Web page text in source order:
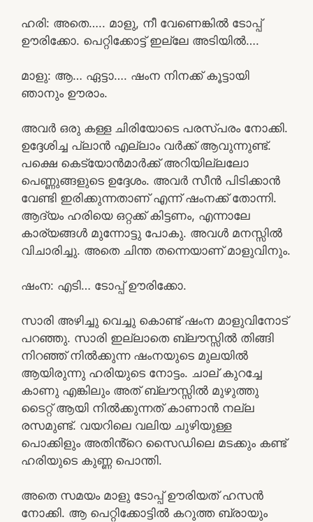
ഹരി: അതെ….. മാളു, നീ വേണെങ്കിൽ ടോപ്പ്
ഊരിക്കോ. പെറ്റിക്കോട്ട് ഇല്ലേ അടിയിൽ….
മാളു: ആ… ഏട്ടാ…. ഷംന നിനക്ക് കൂട്ടായി
ഞാനും ഊരാം.
അവർ ഒരു കള്ള ചിരിയോടെ പരസ്പരം നോക്കി.
ഉദ്ദേശിച്ച പ്ലാൻ എല്ലാം വർക്ക്‌ ആവുന്നുണ്ട്.
പക്ഷെ കെട്യോൻമാർക്ക് അറിയില്ലലോ
പെണ്ണുങ്ങളുടെ ഉദ്ദേശം. അവർ സീൻ പിടിക്കാൻ
വേണ്ടി ഇരിക്കുന്നതാണ് എന്ന് ഷംനക്ക് തോന്നി.
ആദ്യം ഹരിയെ ഒറ്റക്ക് കിട്ടണം, എന്നാലേ
കാര്യങ്ങൾ മുന്നോട്ടു പോകു. അവൾ മനസ്സിൽ
വിചാരിച്ചു. അതെ ചിന്ത തന്നെയാണ് മാളുവിനും.
ഷംന: എടി… ടോപ്പ് ഊരിക്കോ.
സാരി അഴിച്ചു വെച്ചു കൊണ്ട് ഷംന മാളുവിനോട്
പറഞ്ഞു. സാരി ഇല്ലാതെ ബ്ലൗസ്സിൽ തിങ്ങി
നിറഞ്ഞ് നിൽക്കുന്ന ഷംനയുടെ മുലയിൽ
ആയിരുന്നു ഹരിയുടെ നോട്ടം. ചാല് കുറച്ചേ
കാണു എങ്കിലും അത് ബ്ലൗസ്സിൽ മുഴുത്തു
ടൈറ്റ് ആയി നിൽക്കുന്നത് കാണാൻ നല്ല
രസമുണ്ട്. വയറിലെ വലിയ ചുഴിയുള്ള
പൊക്കിളും അതിൻ്റെ സൈഡിലെ മടക്കും കണ്ട്
ഹരിയുടെ കുണ്ണ പൊന്തി.
അതെ സമയം മാളു ടോപ്പ് ഊരിയത് ഹസൻ
നോക്കി. ആ പെറ്റിക്കോട്ടിൽ കറുത്ത ബ്രായും